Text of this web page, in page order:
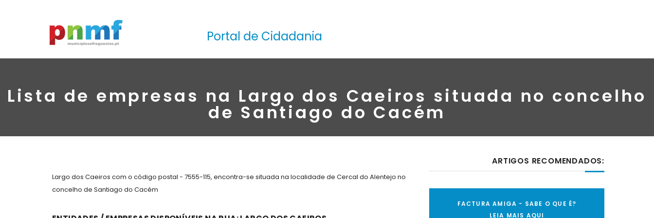
Portal de Cidadania
Lista de empresas na Largo dos Caeiros situada no concelho
de Santiago do Cacém
Largo dos Caeiros com o código postal - 7555-115, encontra-se situada na localidade de Cercal do Alentejo no
concelho de Santiago do Cacém
ARTIGOS RECOMENDADOS:
FACTURA AMIGA - SABE O QUE É?
LEIA MAIS AQUI